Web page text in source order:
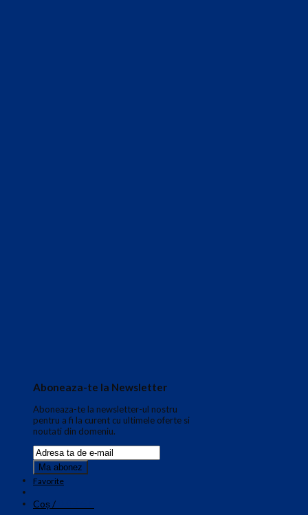
Aboneaza-te la Newsletter
Aboneaza-te la newsletter-ul nostru
pentru a fi la curent cu ultimele oferte si
noutati din domeniu.
Favorite
Coș /